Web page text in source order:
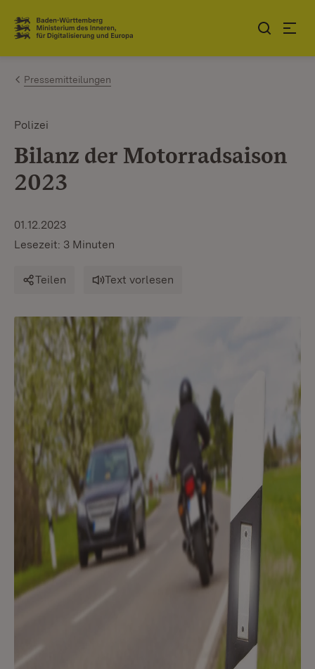
Zum Inhalt springen
Link zur Startseite
Pressemitteilungen
Polizei
Bilanz der Motorradsaison
2023
01.12.2023
Lesezeit: 3 Minuten
Teilen Text vorlesen